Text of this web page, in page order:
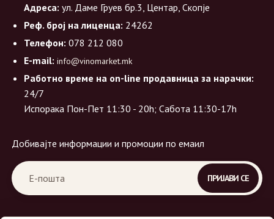
Адреса: ул. Даме Груев бр.3, Центар, Скопје
Реф. број на лиценца: 24262
Телефон: 078 212 080
E-mail: info@vinomarket.mk
Работно време на on-line продавница за нарачки:
24/7
Испорака Пон-Пет 11:30 - 20h; Сабота 11:30-17h
Добивајте информации и промоции по емаил